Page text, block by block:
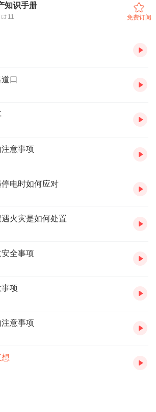
知识手册
11 免费订阅
口
意事项
电时如何应对
火灾是如何处置
全事项
项
意事项